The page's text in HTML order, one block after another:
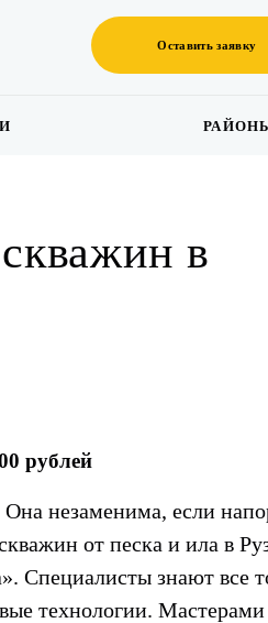
Оставить заявку
в
рублей
незаменима, если
от песка и ила в
знают все
технологии. Мастерами